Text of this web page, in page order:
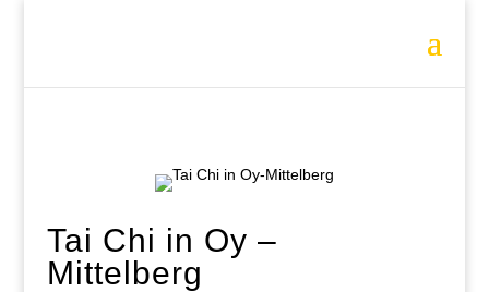
Tai Chi in Oy –
Mittelberg